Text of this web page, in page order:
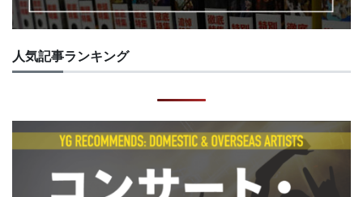
人気記事ランキング